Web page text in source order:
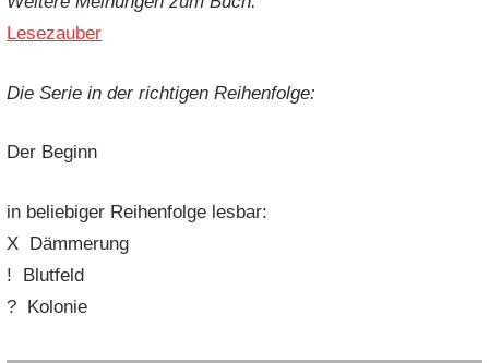
Lesezauber
Die Serie in der richtigen Reihenfolge:
Der Beginn
in beliebiger Reihenfolge lesbar:
X Dämmerung
! Blutfeld
? Kolonie